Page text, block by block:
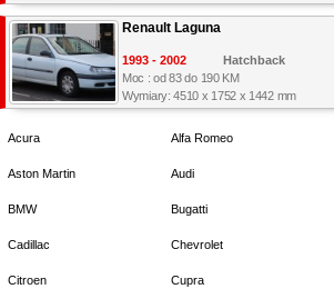
Renault Laguna
1993 - 2002
Hatchback
Moc : od 83 do 190 KM
Wymiary: 4510 x 1752 x 1442 mm
Acura Alfa Romeo
Aston Martin Audi
BMW Bugatti
Cadillac Chevrolet
Citroen Cupra